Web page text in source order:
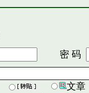
密 码
文章